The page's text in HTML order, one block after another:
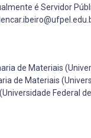
é Servidor
de Materiais
de Materiais
Federal